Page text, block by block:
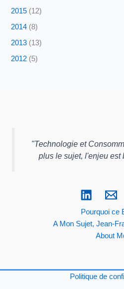
2015 (12)
2014 (8)
2013 (13)
2012 (5)
"Technologie et
plus le sujet, l'enjeu est
Pourquoi ce
A Mon Sujet, Jean-
About
Politique de